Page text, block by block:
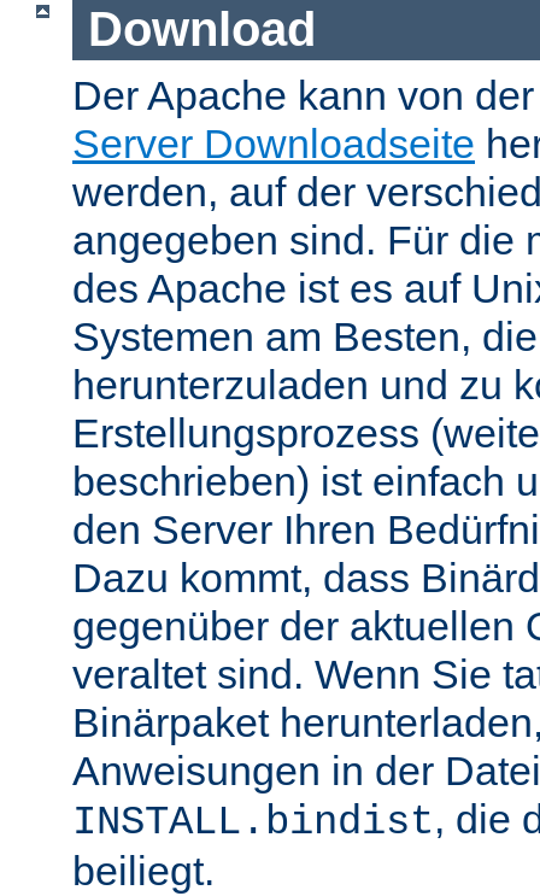
Download
Der Apache kann von
Server Downloadseite
werden, auf der
angegeben sind. Für die
des Apache ist es auf
Systemen am Besten,
herunterzuladen und zu
Erstellungsprozess
beschrieben) ist einfach
den Server Ihren
Dazu kommt, dass
gegenüber der aktuellen
veraltet sind. Wenn Sie
Binärpaket
Anweisungen in der Datei
INSTALL.bindist, die
beiliegt.